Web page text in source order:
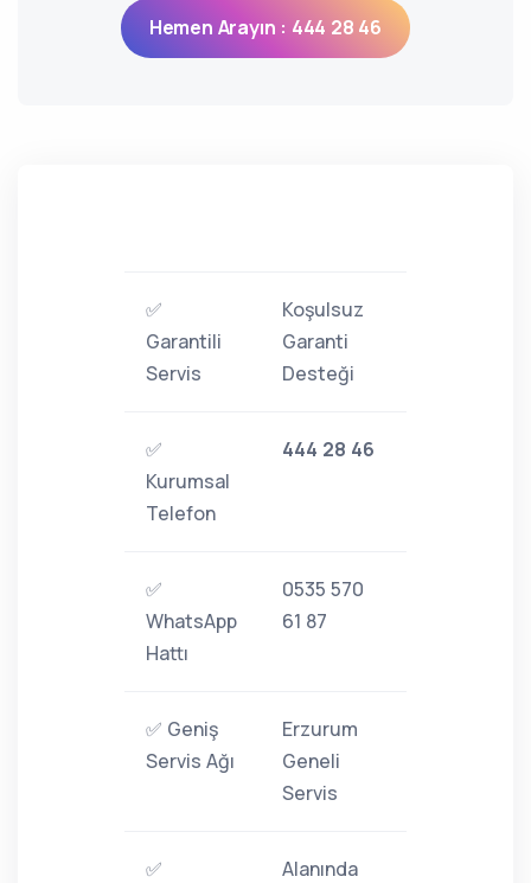
Hemen Arayın : 444 28 46
✅
Garantili
Servis
Koşulsuz
Garanti
Desteği
✅
Kurumsal
Telefon
444 28 46
✅
WhatsApp
Hattı
0535 570
61 87
✅ Geniş
Servis Ağı
Erzurum
Geneli
Servis
✅
Alanında